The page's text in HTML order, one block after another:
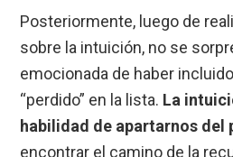
Posteriormente, luego de
sobre la intuición, no se
emocionada de haber
“perdido” en la lista. La
habilidad de apartarnos del
encontrar el camino de la